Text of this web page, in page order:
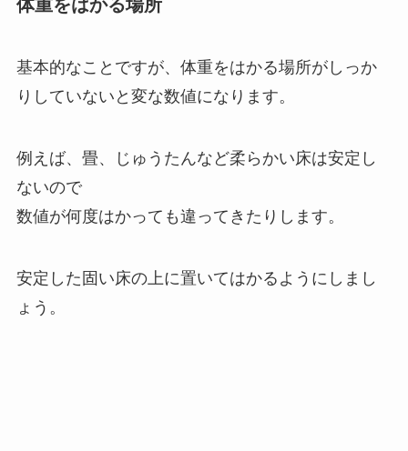
体重をはかる場所
基本的なことですが、体重をはかる場所がしっか
りしていないと変な数値になります。
例えば、畳、じゅうたんなど柔らかい床は安定し
ないので
数値が何度はかっても違ってきたりします。
安定した固い床の上に置いてはかるようにしまし
ょう。